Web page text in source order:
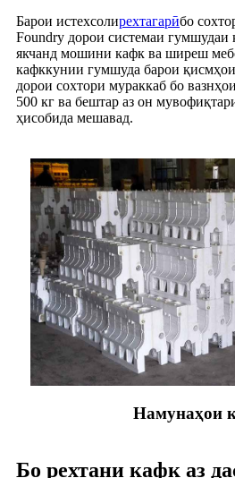
Барои истехсолирехтагарӣбо
Foundry дорои системаи гумшудаи
якчанд мошини кафк ва ширеш
кафккунии гумшуда барои
дорои сохтори мураккаб бо
500 кг ва бештар аз он
ҳисобида мешавад.
Намунаҳои
Бо рехтани кафк аз